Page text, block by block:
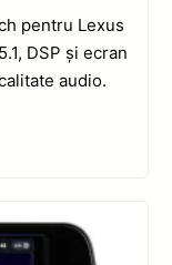
pentru Lexus
DSP și ecran
audio.